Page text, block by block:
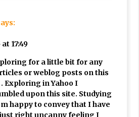
17:49
for a little bit for any
or weblog posts on this
Exploring in Yahoo I
upon this site. Studying
happy to convey that I have
right uncanny feeling I